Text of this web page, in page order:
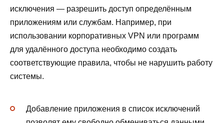
исключения — разрешить доступ определённым
приложениям или службам. Например, при
использовании корпоративных VPN или программ
для удалённого доступа необходимо создать
соответствующие правила, чтобы не нарушить работу
системы.
Добавление приложения в список исключений